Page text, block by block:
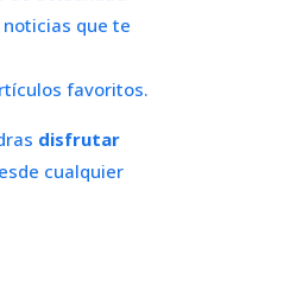
noticias que te
favoritos.
disfrutar
cualquier